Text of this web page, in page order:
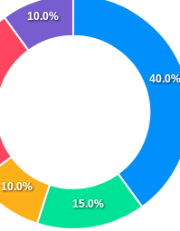
15.0%
10.0%
10.0%